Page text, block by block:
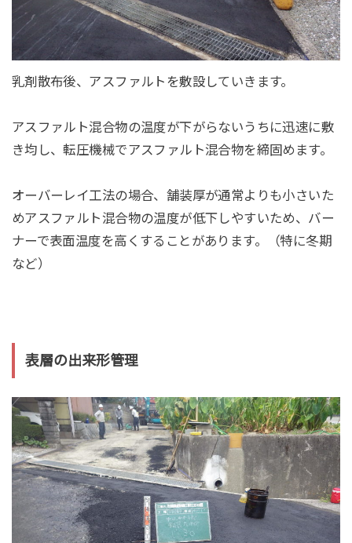
乳剤散布後、アスファルトを敷設していきます。
アスファルト混合物の温度が下がらないうちに迅速に敷
き均し、転圧機械でアスファルト混合物を締固めます。
オーバーレイ工法の場合、舗装厚が通常よりも小さいた
めアスファルト混合物の温度が低下しやすいため、バー
ナーで表面温度を高くすることがあります。（特に冬期
など）
表層の出来形管理